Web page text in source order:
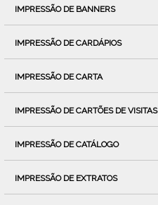
IMPRESSÃO DE BANNERS
IMPRESSÃO DE CARDÁPIOS
IMPRESSÃO DE CARTA
IMPRESSÃO DE CARTÕES DE VISITAS
IMPRESSÃO DE CATÁLOGO
IMPRESSÃO DE EXTRATOS